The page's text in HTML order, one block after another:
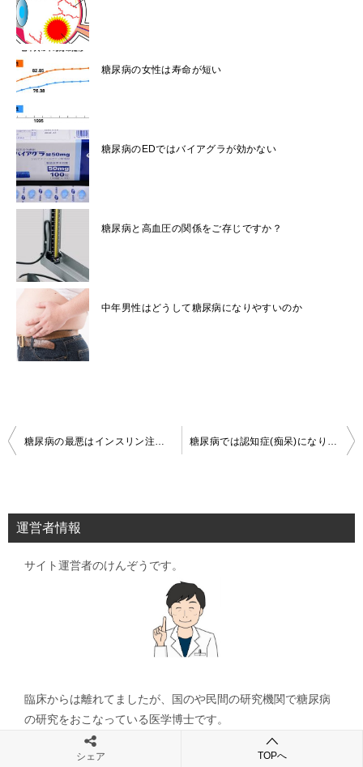
糖尿病の女性は寿命が短い
糖尿病のEDではバイアグラが効かない
糖尿病と高血圧の関係をご存じですか？
中年男性はどうして糖尿病になりやすいのか
投
ビ
ゲ
糖尿病の最悪はインスリン注射なのか？ 糖尿病では認知症(痴呆)になりやすい
運営者情報
サイト運営者のけんぞうです。
臨床からは離れてましたが、国のや民間の研究機関で糖尿病
の研究をおこなっている医学博士です。
糖尿病の治療は食事療法、運動療法、薬物療法ですが食事療
法や運動療法を充分理解していない方が多いことに気づ
シェア TOPへ